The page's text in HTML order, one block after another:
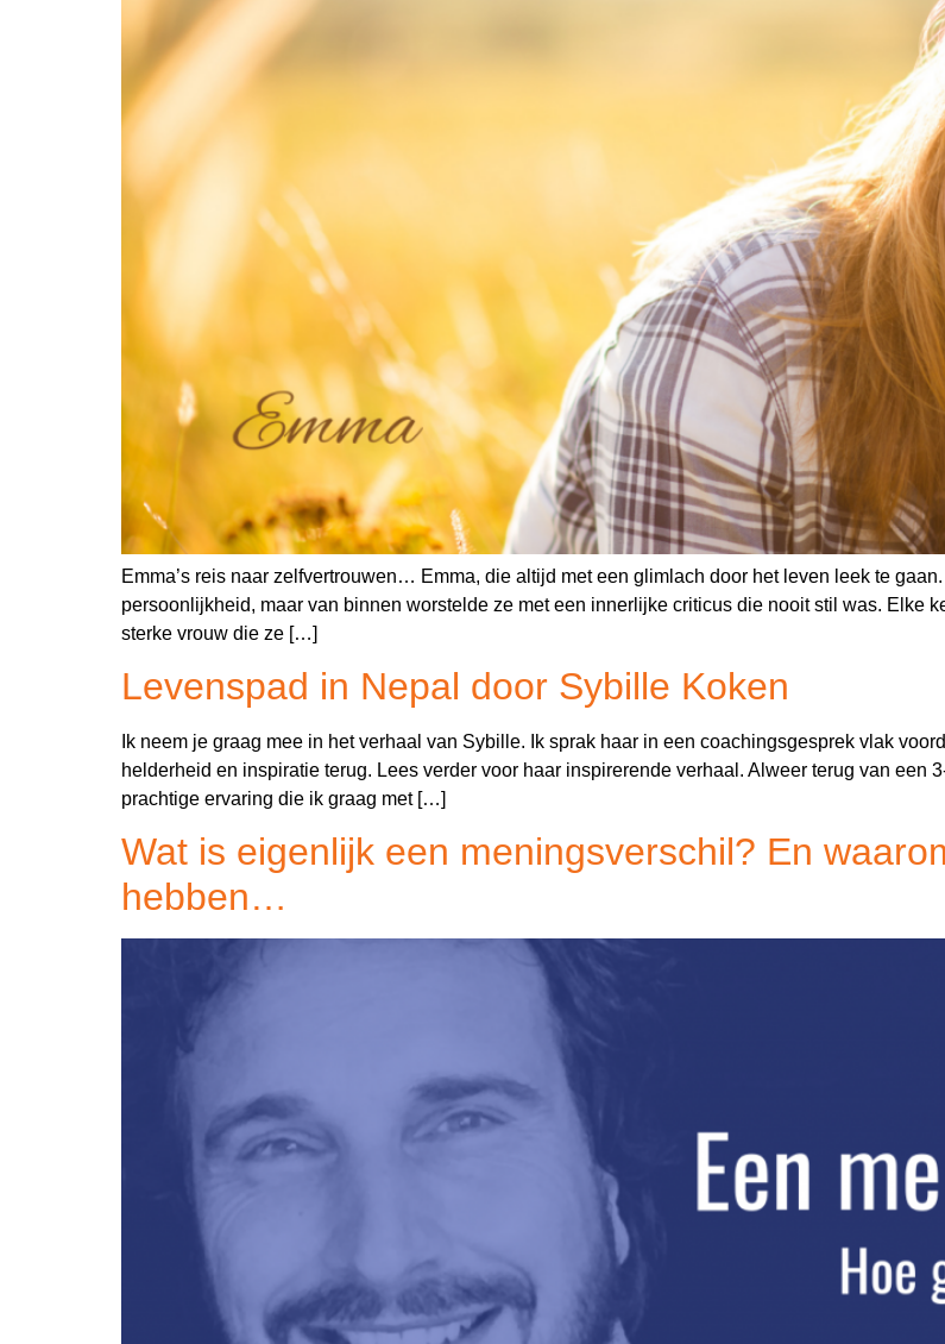
Emma’s reis naar zelfvertrouwen… Emma, die altijd met een glimlach door het leven leek te
persoonlijkheid, maar van binnen worstelde ze met een innerlijke criticus die nooit stil was. Elke
sterke vrouw die ze […]
Levenspad in Nepal door Sybille Koken
Ik neem je graag mee in het verhaal van Sybille. Ik sprak haar in een coachingsgesprek vlak
helderheid en inspiratie terug. Lees verder voor haar inspirerende verhaal. Alweer terug van een
prachtige ervaring die ik graag met […]
Wat is eigenlijk een meningsverschil? En
hebben…